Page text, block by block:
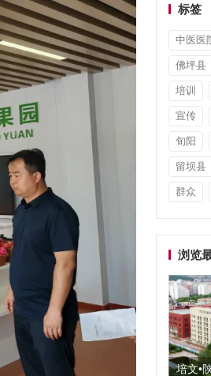
标签
中医医
佛坪县
培训
宣传
旬阳
留坝县
群众
浏览
培文•